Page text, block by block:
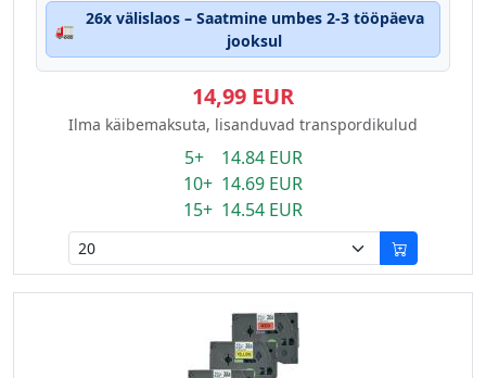
🚛
26x välislaos – Saatmine umbes 2-3 tööpäeva
jooksul
14,99 EUR
Ilma käibemaksuta, lisanduvad transpordikulud
5+ 14.84 EUR
10+ 14.69 EUR
15+ 14.54 EUR